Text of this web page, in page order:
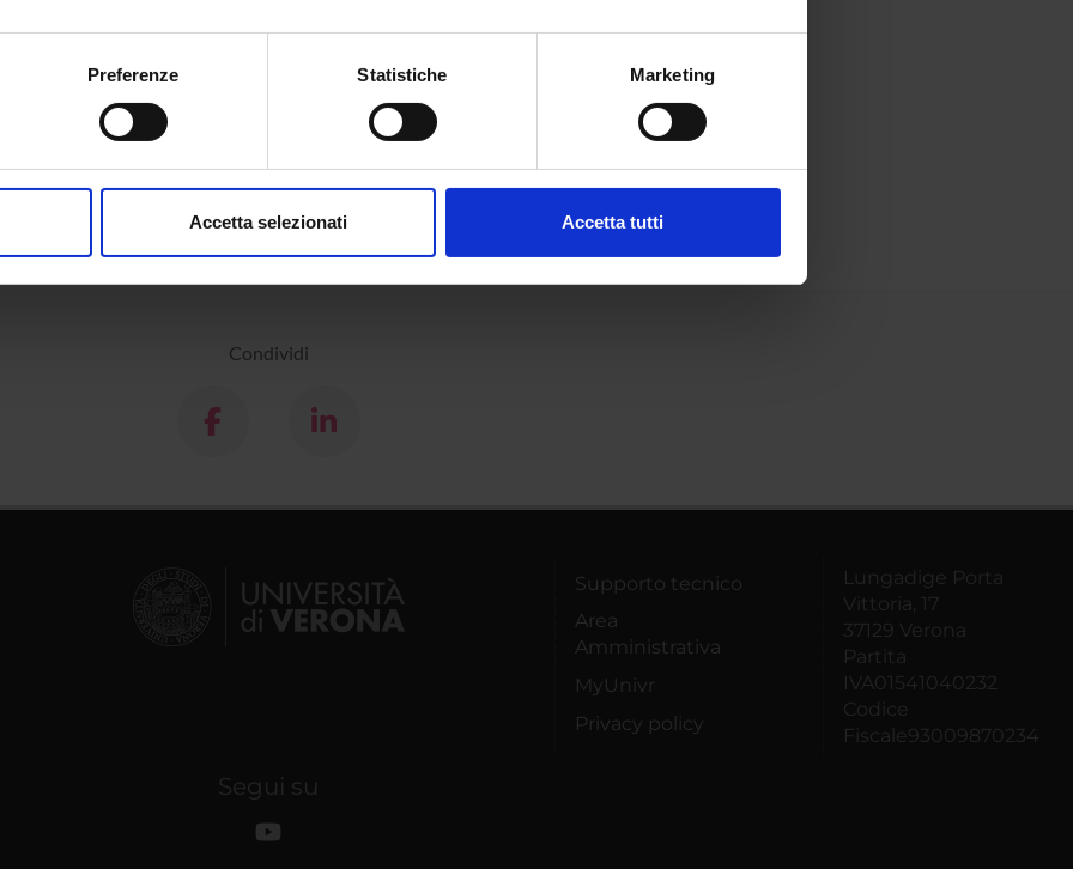
anche:
sulla tua posizione geografica, con un'approssimazione di qualche metro,
in qualsiasi momento dalla Dichiarazione sui cookie.
Preferenze Statistiche Marketing
Accetta selezionati Accetta tutti
Condividi
Supporto tecnico
Area
Amministrativa
MyUnivr
Privacy policy
Lungadige Porta
Vittoria, 17
37129 Verona
Partita
IVA01541040232
Codice
Fiscale93009870234
Segui su